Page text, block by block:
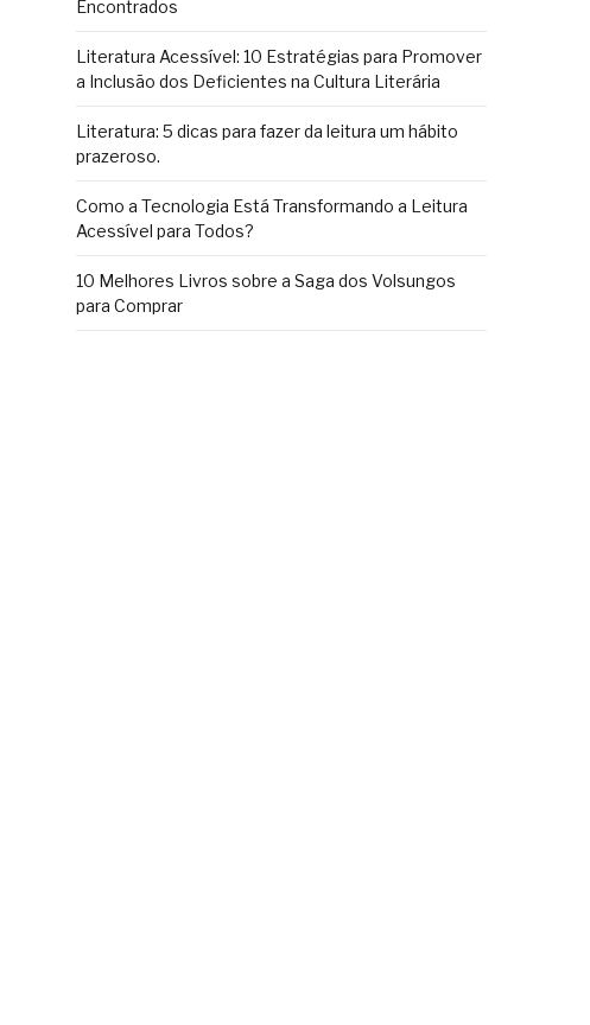
Encontrados
Literatura Acessível: 10 Estratégias para Promover
a Inclusão dos Deficientes na Cultura Literária
Literatura: 5 dicas para fazer da leitura um hábito
prazeroso.
Como a Tecnologia Está Transformando a Leitura
Acessível para Todos?
10 Melhores Livros sobre a Saga dos Volsungos
para Comprar